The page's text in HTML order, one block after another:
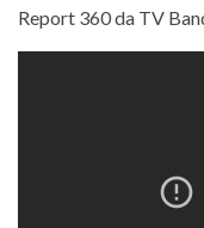
Report 360 da TV